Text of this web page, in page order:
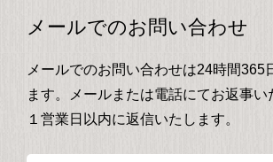
メールでのお問い合わせ
メールでのお問い合わせは24時間365
ます。メールまたは電話にてお返事い
１営業日以内に返信いたします。